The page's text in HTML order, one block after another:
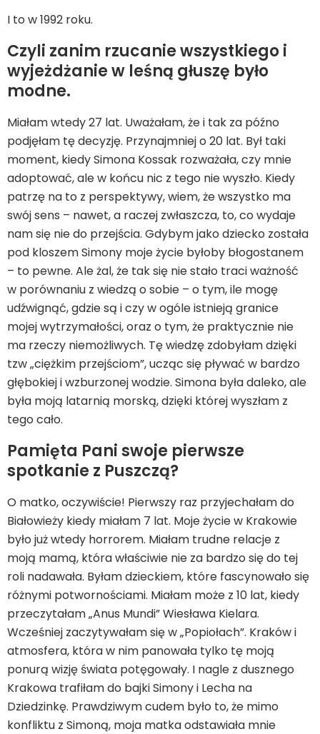
I to w 1992 roku.
Czyli zanim rzucanie wszystkiego i
wyjeżdżanie w leśną głuszę było
modne.
Miałam wtedy 27 lat. Uważałam, że i tak za późno
podjęłam tę decyzję. Przynajmniej o 20 lat. Był taki
moment, kiedy Simona Kossak rozważała, czy mnie
adoptować, ale w końcu nic z tego nie wyszło. Kiedy
patrzę na to z perspektywy, wiem, że wszystko ma
swój sens – nawet, a raczej zwłaszcza, to, co wydaje
nam się nie do przejścia. Gdybym jako dziecko została
pod kloszem Simony moje życie byłoby błogostanem
– to pewne. Ale żal, że tak się nie stało traci ważność
w porównaniu z wiedzą o sobie – o tym, ile mogę
udźwignąć, gdzie są i czy w ogóle istnieją granice
mojej wytrzymałości, oraz o tym, że praktycznie nie
ma rzeczy niemożliwych. Tę wiedzę zdobyłam dzięki
tzw „ciężkim przejściom”, ucząc się pływać w bardzo
głębokiej i wzburzonej wodzie. Simona była daleko, ale
była moją latarnią morską, dzięki której wyszłam z
tego cało.
Pamięta Pani swoje pierwsze
spotkanie z Puszczą?
O matko, oczywiście! Pierwszy raz przyjechałam do
Białowieży kiedy miałam 7 lat. Moje życie w Krakowie
było już wtedy horrorem. Miałam trudne relacje z
moją mamą, która właściwie nie za bardzo się do tej
roli nadawała. Byłam dzieckiem, które fascynowało się
różnymi potwornościami. Miałam może z 10 lat, kiedy
przeczytałam „Anus Mundi” Wiesława Kielara.
Wcześniej zaczytywałam się w „Popiołach”. Kraków i
atmosfera, która w nim panowała tylko tę moją
ponurą wizję świata potęgowały. I nagle z dusznego
Krakowa trafiłam do bajki Simony i Lecha na
Dziedzinkę. Prawdziwym cudem było to, że mimo
konfliktu z Simoną, moja matka odstawiała mnie